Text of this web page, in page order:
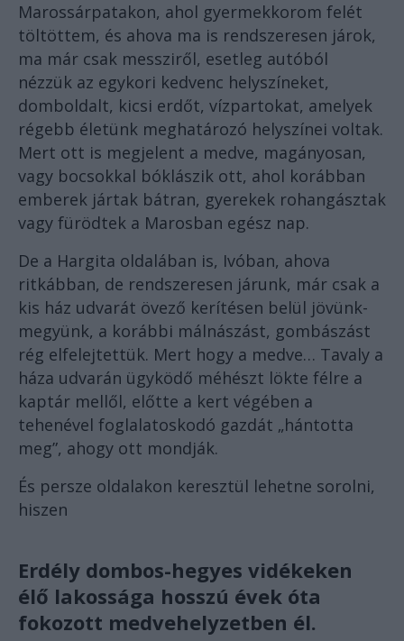
Marossárpatakon, ahol gyermekkorom felét
töltöttem, és ahova ma is rendszeresen járok,
ma már csak messziről, esetleg autóból
nézzük az egykori kedvenc helyszíneket,
domboldalt, kicsi erdőt, vízpartokat, amelyek
régebb életünk meghatározó helyszínei voltak.
Mert ott is megjelent a medve, magányosan,
vagy bocsokkal bóklászik ott, ahol korábban
emberek jártak bátran, gyerekek rohangásztak
vagy fürödtek a Marosban egész nap.
De a Hargita oldalában is, Ivóban, ahova
ritkábban, de rendszeresen járunk, már csak a
kis ház udvarát övező kerítésen belül jövünk-
megyünk, a korábbi málnászást, gombászást
rég elfelejtettük. Mert hogy a medve… Tavaly a
háza udvarán ügyködő méhészt lökte félre a
kaptár mellől, előtte a kert végében a
tehenével foglalatoskodó gazdát „hántotta
meg”, ahogy ott mondják.
És persze oldalakon keresztül lehetne sorolni,
hiszen
Erdély dombos-hegyes vidékeken
élő lakossága hosszú évek óta
fokozott medvehelyzetben él.